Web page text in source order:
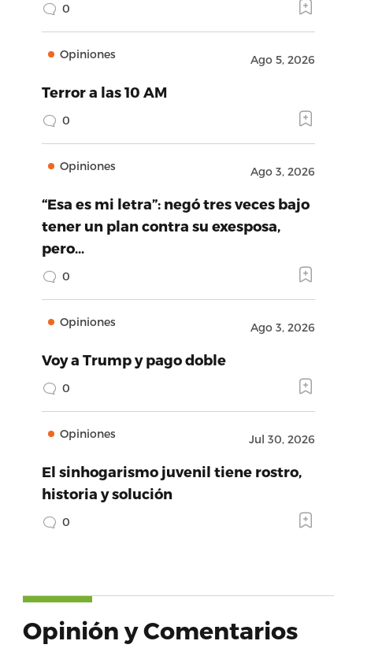
0
Opiniones Ago 5, 2026
Terror a las 10 AM
0
Opiniones Ago 3, 2026
“Esa es mi letra”: negó tres veces bajo
tener un plan contra su exesposa,
pero…
0
Opiniones Ago 3, 2026
Voy a Trump y pago doble
0
Opiniones Jul 30, 2026
El sinhogarismo juvenil tiene rostro,
historia y solución
0
Opinión y Comentarios